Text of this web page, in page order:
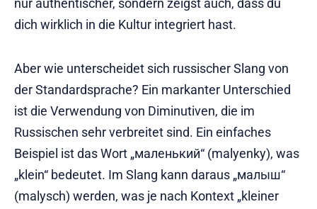
nur authentischer, sondern zeigst auch, dass du
dich wirklich in die Kultur integriert hast.
Aber wie unterscheidet sich russischer Slang von
der Standardsprache? Ein markanter Unterschied
ist die Verwendung von Diminutiven, die im
Russischen sehr verbreitet sind. Ein einfaches
Beispiel ist das Wort „маленький“ (malyenky), was
„klein“ bedeutet. Im Slang kann daraus „малыш“
(malysch) werden, was je nach Kontext „kleiner